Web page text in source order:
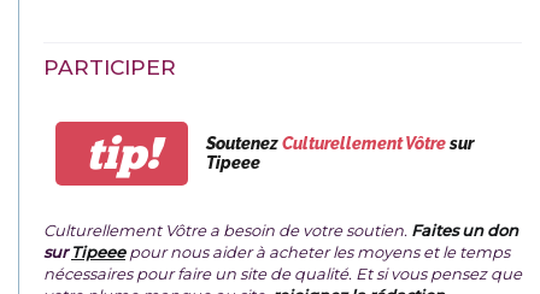
PARTICIPER
tip! SoutenezCulturellement Vôtresur
Tipeee
Culturellement Vôtre a besoin de votre soutien. Faites un don
surTipeeepour nous aider à acheter les moyens et le temps
nécessaires pour faire un site de qualité. Et si vous pensez que